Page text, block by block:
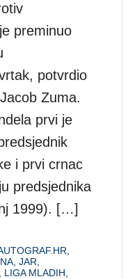
preminuo
potvrdio
Zuma.
prvi je
i prvi crnac
predsjednika
1999). […]
,
,JAR,
LIGA MLADIH,